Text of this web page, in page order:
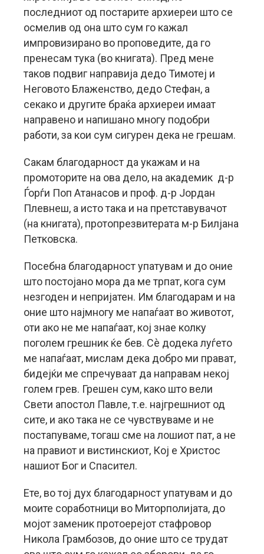
последниот од постарите архиереи што се
осмелив од она што сум го кажал
импровизирано во проповедите, да го
пренесам тука (во книгата). Пред мене
таков подвиг направија дедо Тимотеј и
Неговото Блаженство, дедо Стефан, а
секако и другите браќа архиереи имаат
направено и напишано многу подобри
работи, за кои сум сигурен дека не грешам.
Сакам благодарност да укажам и на
промоторите на ова дело, на академик д-р
Ѓорѓи Поп Атанасов и проф. д-р Јордан
Плевнеш, а исто така и на претставувачот
(на книгата), протопрезвитерата м-р Билјана
Петковска.
Посебнa благодарност упатувам и до оние
што постојано мора да ме трпат, кога сум
незгоден и непријатен. Им благодарам и на
оние што најмногу ме напаѓаат во животот,
оти ако не ме напаѓаат, кој знае колку
поголем грешник ќе бев. Сè додека луѓето
ме напаѓаат, мислам дека добро ми прават,
бидејќи ме спречуваат да направам некој
голем грев. Грешен сум, како што вели
Свети апостол Павле, т.е. најгрешниот од
сите, и ако така не се чувствуваме и не
постапуваме, тогаш сме на лошиот пат, а не
на правиот и вистинскиот, Кој е Христос
нашиот Бог и Спасител.
Ете, во тој дух благодарност упатувам и до
моите соработници во Миторполијата, до
мојот заменик протоерејот стафровор
Никола Грамбозов, до оние што се трудат